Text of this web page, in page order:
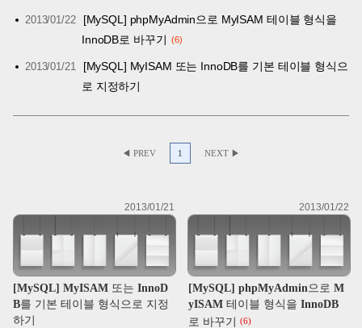
2013/01/22
[MySQL] phpMyAdmin으로 MyISAM 테이블 형식을
InnoDB로 바꾸기
6
2013/01/21
[MySQL] MyISAM 또는 InnoDB를 기본 테이블 형식으
로 지정하기
◀ PREV 1 NEXT ▶
2013/01/21
[MySQL] MyISAM 또는 InnoD
B를 기본 테이블 형식으로 지정
하기
2013/01/22
[MySQL] phpMyAdmin으로 M
yISAM 테이블 형식을 InnoDB
로 바꾸기 (6)